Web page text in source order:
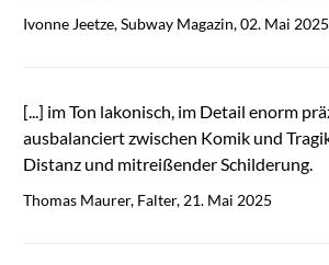
Ivonne Jeetze, Subway Magazin, 02. Mai 2025
[...] im Ton lakonisch, im Detail enorm
ausbalanciert zwischen Komik und
Distanz und mitreißender Schilderung.
Thomas Maurer, Falter, 21. Mai 2025